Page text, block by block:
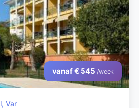
vanaf € 545 /week
Var